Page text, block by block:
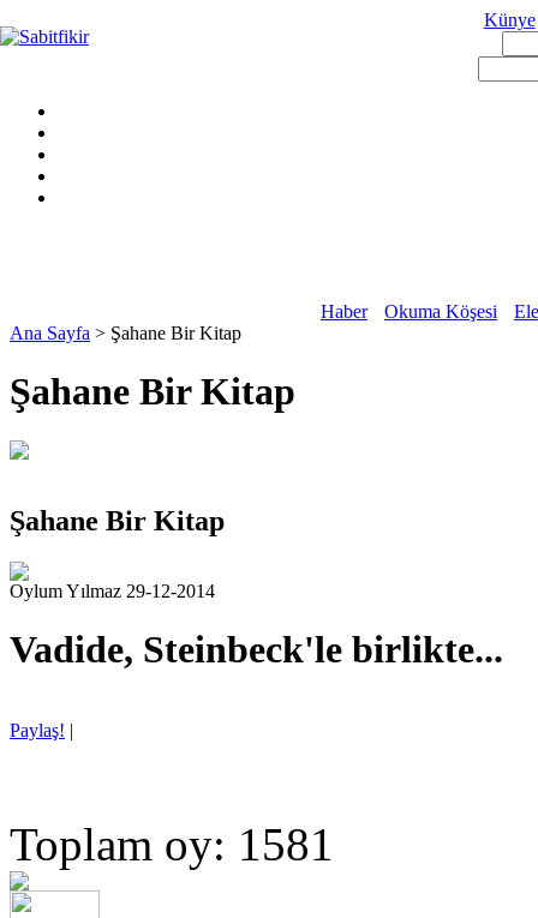
Künye
Haber Okuma Köşesi
Ana Sayfa > Şahane Bir Kitap
Şahane Bir Kitap
Şahane Bir Kitap
Oylum Yılmaz 29-12-2014
Vadide, Steinbeck'le birlikte...
Paylaş! |
Toplam oy: 1581